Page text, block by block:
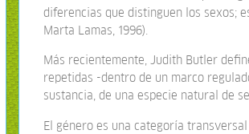
diferencias que distinguen los sexos;
Marta Lamas, 1996).
Más recientemente, Judith Butler
repetidas -dentro de un marco
sustancia, de una especie natural de
El género es una categoría